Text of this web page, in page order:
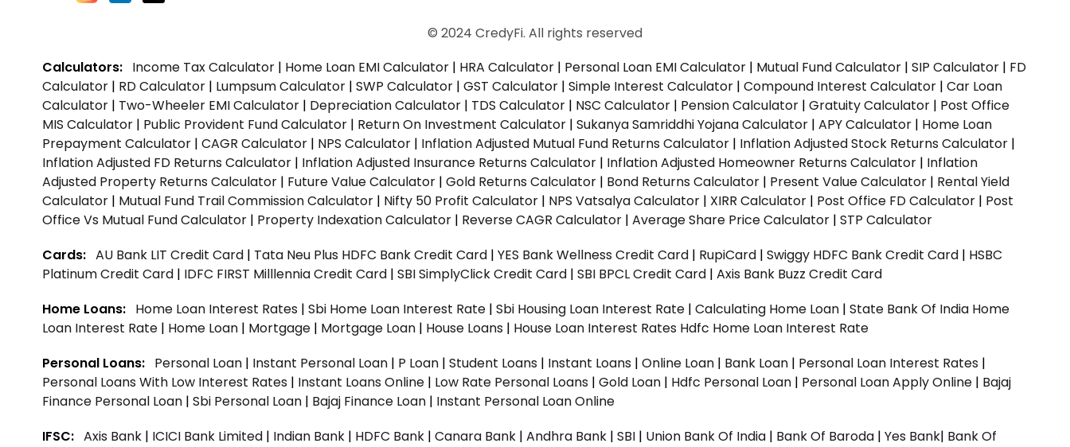
© 2024 CredyFi. All rights reserved
Calculators: Income Tax Calculator | Home Loan EMI Calculator | HRA Calculator | Personal Loan EMI Calculator | Mutual Fund Calculator | SIP Calculator | FD
Calculator | RD Calculator | Lumpsum Calculator | SWP Calculator | GST Calculator | Simple Interest Calculator | Compound Interest Calculator | Car Loan
Calculator | Two-Wheeler EMI Calculator | Depreciation Calculator | TDS Calculator | NSC Calculator | Pension Calculator | Gratuity Calculator | Post Office
MIS Calculator | Public Provident Fund Calculator | Return On Investment Calculator | Sukanya Samriddhi Yojana Calculator | APY Calculator | Home Loan
Prepayment Calculator | CAGR Calculator | NPS Calculator | Inflation Adjusted Mutual Fund Returns Calculator | Inflation Adjusted Stock Returns Calculator |
Inflation Adjusted FD Returns Calculator | Inflation Adjusted Insurance Returns Calculator | Inflation Adjusted Homeowner Returns Calculator | Inflation
Adjusted Property Returns Calculator | Future Value Calculator | Gold Returns Calculator | Bond Returns Calculator | Present Value Calculator | Rental Yield
Calculator | Mutual Fund Trail Commission Calculator | Nifty 50 Profit Calculator | NPS Vatsalya Calculator | XIRR Calculator | Post Office FD Calculator | Post
Office Vs Mutual Fund Calculator | Property Indexation Calculator | Reverse CAGR Calculator | Average Share Price Calculator | STP Calculator
Cards: AU Bank LIT Credit Card | Tata Neu Plus HDFC Bank Credit Card | YES Bank Wellness Credit Card | RupiCard | Swiggy HDFC Bank Credit Card | HSBC
Platinum Credit Card | IDFC FIRST Milllennia Credit Card | SBI SimplyClick Credit Card | SBI BPCL Credit Card | Axis Bank Buzz Credit Card
Home Loans: Home Loan Interest Rates | Sbi Home Loan Interest Rate | Sbi Housing Loan Interest Rate | Calculating Home Loan | State Bank Of India Home
Loan Interest Rate | Home Loan | Mortgage | Mortgage Loan | House Loans | House Loan Interest Rates Hdfc Home Loan Interest Rate
Personal Loans: Personal Loan | Instant Personal Loan | P Loan | Student Loans | Instant Loans | Online Loan | Bank Loan | Personal Loan Interest Rates |
Personal Loans With Low Interest Rates | Instant Loans Online | Low Rate Personal Loans | Gold Loan | Hdfc Personal Loan | Personal Loan Apply Online | Bajaj
Finance Personal Loan | Sbi Personal Loan | Bajaj Finance Loan | Instant Personal Loan Online
IFSC: Axis Bank | ICICI Bank Limited | Indian Bank | HDFC Bank | Canara Bank | Andhra Bank | SBI | Union Bank Of India | Bank Of Baroda | Yes Bank| Bank Of